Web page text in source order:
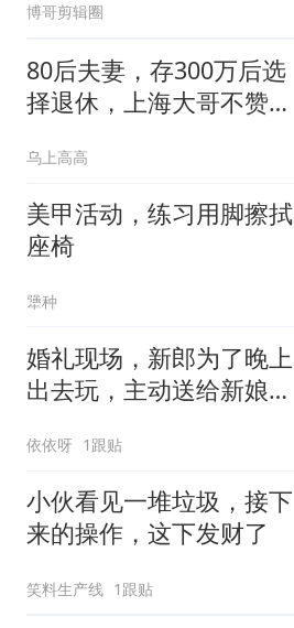
博哥剪辑圈
80后夫妻，存300万后选
择退休，上海大哥不赞同
乌上高高
美甲活动，练习用脚擦拭
座椅
犟种
婚礼现场，新郎为了晚上
出去玩，主动送给新娘包
依依呀 1跟贴
小伙看见一堆垃圾，接下
来的操作，这下发财了
笑料生产线 1跟贴